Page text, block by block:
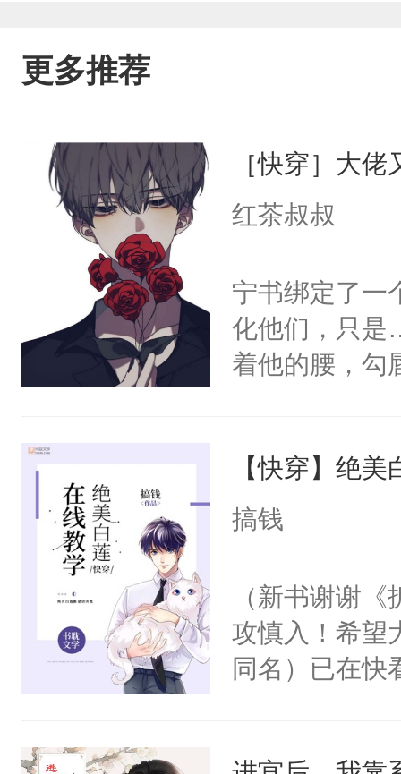
更多推荐
［快穿］大
红茶叔叔
宁书绑定了一
化他们，只是
着他的腰，勾
来，给老公
用力——为你
【快穿】绝
搞钱
（新书谢谢
攻慎入！希望
同名）已在快